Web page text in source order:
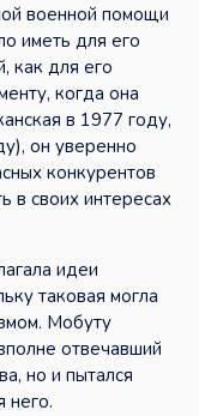
военной помощи
иметь для его
как для его
когда она
в 1977 году,
он уверенно
конкурентов
в своих интересах
идеи
таковая могла
Мобуту
отвечавший
но и пытался
него.